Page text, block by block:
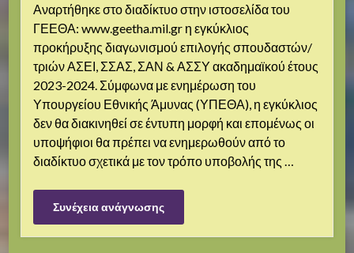
Αναρτήθηκε στο διαδίκτυο στην ιστοσελίδα του
ΓΕΕΘΑ: www.geetha.mil.gr η εγκύκλιος
προκήρυξης διαγωνισμού επιλογής σπουδαστών/
τριών ΑΣΕΙ, ΣΣΑΣ, ΣΑΝ & ΑΣΣΥ ακαδημαϊκού έτους
2023-2024. Σύμφωνα με ενημέρωση του
Υπουργείου Εθνικής Άμυνας (ΥΠΕΘΑ), η εγκύκλιος
δεν θα διακινηθεί σε έντυπη μορφή και επομένως οι
υποψήφιοι θα πρέπει να ενημερωθούν από το
διαδίκτυο σχετικά με τον τρόπο υποβολής της …
Συνέχεια ανάγνωσης